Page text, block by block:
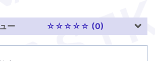
ー ☆☆☆☆☆ (0)